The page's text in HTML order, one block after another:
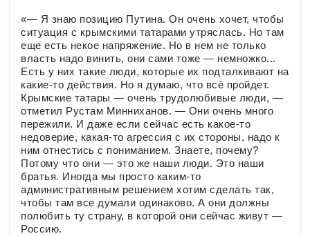
«— Я знаю позицию Путина. Он очень хочет, чтобы
ситуация с крымскими татарами утряслась. Но там
еще есть некое напряжение. Но в нем не только
власть надо винить, они сами тоже — немножко...
Есть у них такие люди, которые их подталкивают на
какие-то действия. Но я думаю, что всё пройдет.
Крымские татары — очень трудолюбивые люди, —
отметил Рустам Минниханов. — Они очень много
пережили. И даже если сейчас есть какое-то
недоверие, какая-то агрессия с их стороны, надо к
ним отнестись с пониманием. Знаете, почему?
Потому что они — это же наши люди. Это наши
братья. Иногда мы просто каким-то
административным решением хотим сделать так,
чтобы там все думали одинаково. А они должны
полюбить ту страну, в которой они сейчас живут —
Россию.